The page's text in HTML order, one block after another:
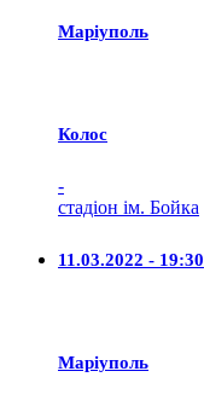
Маріуполь
Колос
-
стадіон ім. Бойка
11.03.2022 - 19:30
Маріуполь